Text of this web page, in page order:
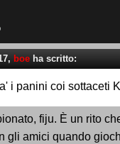
boe ha scritto:
i panini coi sottaceti
fiju. È un rito
gli amici quando